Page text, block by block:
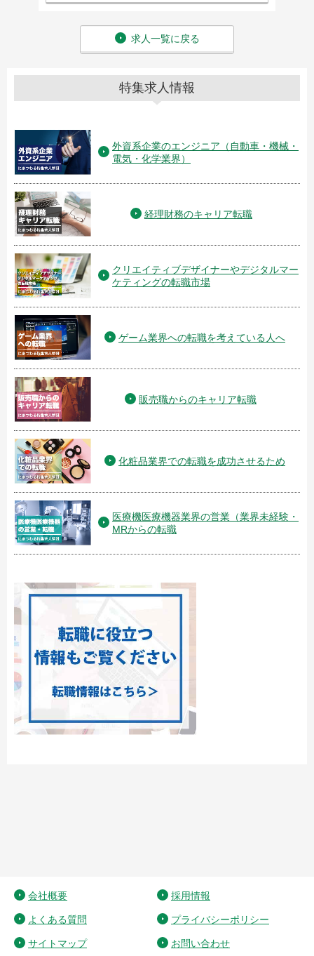
求人一覧に戻る
特集求人情報
外資系企業のエンジニア（自動車・機械・
電気・化学業界）
経理財務のキャリア転職
クリエイティブデザイナーやデジタルマー
ケティングの転職市場
ゲーム業界への転職を考えている人へ
販売職からのキャリア転職
化粧品業界での転職を成功させるため
医療機医療機器業界の営業（業界未経験・
MRからの転職
会社概要 採用情報
よくある質問 プライバシーポリシー
サイトマップ お問い合わせ